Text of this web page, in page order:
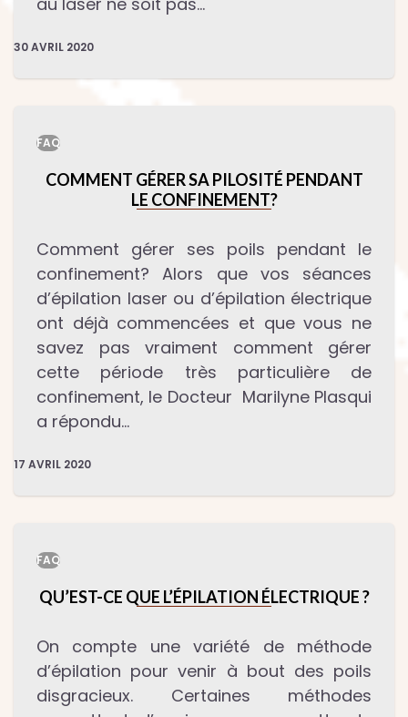
30 AVRIL 2020
FAQ
COMMENT GÉRER SA PILOSITÉ PENDANT
LE CONFINEMENT?
Comment gérer ses poils pendant le
confinement? Alors que vos séances
d’épilation laser ou d’épilation électrique
ont déjà commencées et que vous ne
savez pas vraiment comment gérer
cette période très particulière de
confinement, le Docteur Marilyne Plasqui
a répondu…
17 AVRIL 2020
FAQ
QU’EST-CE QUE L’ÉPILATION ÉLECTRIQUE ?
On compte une variété de méthode
d’épilation pour venir à bout des poils
disgracieux. Certaines méthodes